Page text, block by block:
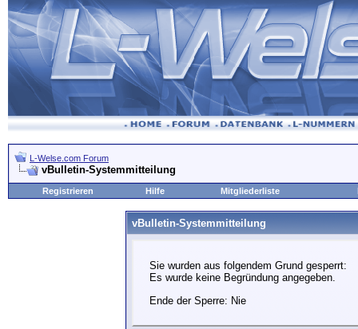
L-Welse.com Forum
vBulletin-Systemmitteilung
Registrieren Hilfe Mitgliederliste
vBulletin-Systemmitteilung
Sie wurden aus folgendem Grund gesperrt:
Es wurde keine Begründung angegeben.
Ende der Sperre: Nie